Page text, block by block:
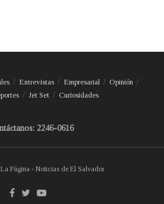
Entrevistas Empresarial
Opinión
Jet Set Curiosidades
2246-0616
Página - Noticias de El Salvador